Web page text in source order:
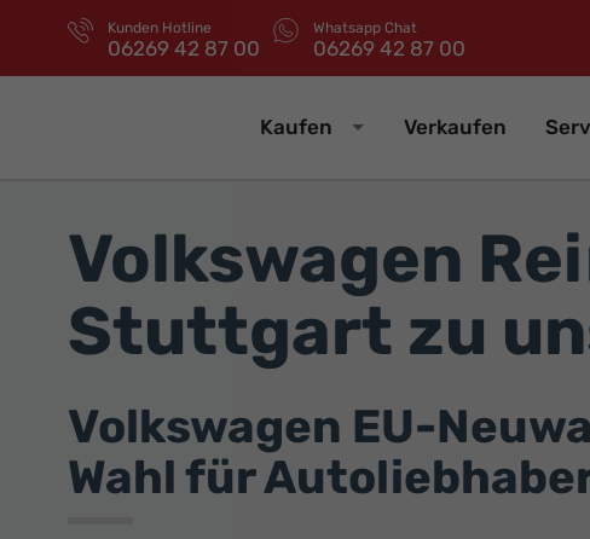
Kunden Hotline
06269 42 87 00
Whatsapp Chat
06269 42 87 00
Kaufen Verkaufen
Volkswagen
Stuttgart zu
Volkswagen EU-
Wahl für